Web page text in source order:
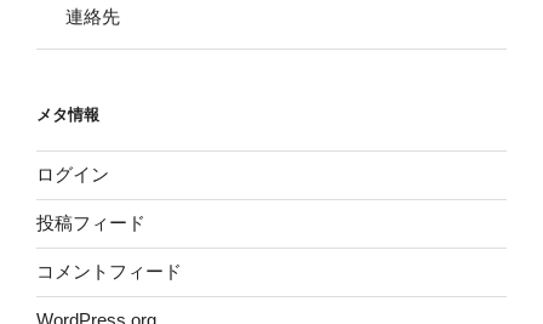
連絡先
メタ情報
ログイン
投稿フィード
コメントフィード